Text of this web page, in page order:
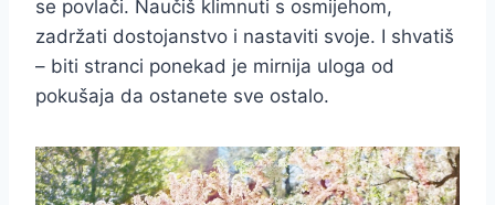
se povlači. Naučiš klimnuti s osmijehom,
zadržati dostojanstvo i nastaviti svoje. I shvatiš
– biti stranci ponekad je mirnija uloga od
pokušaja da ostanete sve ostalo.